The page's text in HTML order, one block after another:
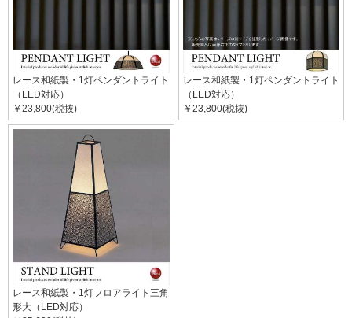
レース和紙製・1灯ペンダントライト
（LED対応）
￥23,800(税抜)
レース和紙製・1灯ペンダントライト
（LED対応）
￥23,800(税抜)
レース和紙製・1灯フロアライト三角
形大（LED対応）